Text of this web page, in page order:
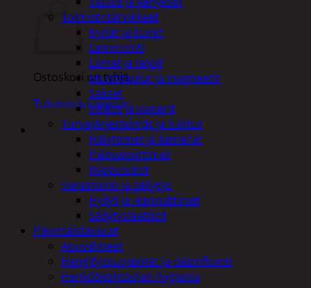
Ostoskori on tyhjä.
Takaisin kauppaan
Toimistotarvikkeet
Kynät ja kumit
Laminointi
Liimat ja teipit
Muistitaulut ja magneetit
Sakset
Vihkot ja paperit
Turvajärjestelmät ja lukitus
Hälyttimet ja kamerat
Palovaroittimet
Riippulukot
Varastointi ja säilytys
Hyllyt ja -kannattimet
Säilytyslaatikot
Päivittäistavarat
Apuvälineet
Hengityssuojaimet ja desinfiointi
Henkilökohtainen hygienia